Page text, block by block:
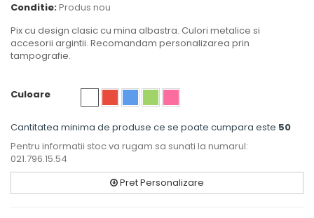
Conditie:Produs nou
Pix cu design clasic cu mina albastra. Culori metalice si
accesorii argintii. Recomandam personalizarea prin
tampografie.
Culoare
Cantitatea minima de produse ce se poate cumpara este 50
Pentru informatii stoc va rugam sa sunati la numarul:
021.796.15.54
Pret Personalizare